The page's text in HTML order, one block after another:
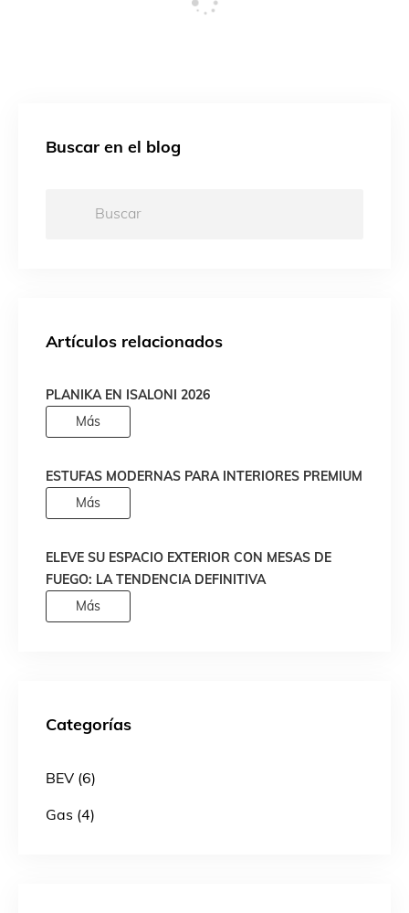
Buscar en el blog
Artículos relacionados
PLANIKA EN ISALONI 2026
Más
ESTUFAS MODERNAS PARA INTERIORES PREMIUM
Más
ELEVE SU ESPACIO EXTERIOR CON MESAS DE
FUEGO: LA TENDENCIA DEFINITIVA
Más
Categorías
BEV (6)
Gas (4)